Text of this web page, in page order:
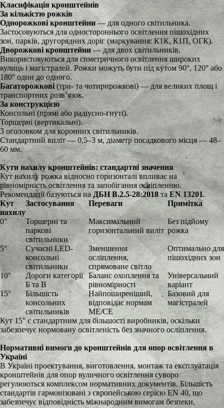
Класифікація кронштейнів
За кількістю рожків
Однорожкові кронштейни— для одного світильника.
Застосовуються для одностороннього освітлення пішохідних
зон, парків, другорядних доріг (маркування: К1К, К1П, ОГК).
Дворожкові кронштейни— для двох світильників.
Використовуються для симетричного освітлення широких
вулиць і магістралей. Рожки можуть бути під кутом 90°, 120° або
180° один до одного.
Багаторожкові(три- та чотирирожкові) — для великих площ і
транспортних розв’язок.
За конструкцією
Консольні (прямі або радіусно-гнуті).
Торшерні (вертикальні).
З оголовком для коронних світильників.
Стандартний виліт — 0,5–3 м, діаметр посадкового місця — 48–
60 мм.
Кути нахилу кронштейнів: стандартні значення
Кут нахилу рожка відносно горизонталі впливає на
рівномірність освітлення та запобігання осліпленню.
Рекомендації базуються на ДБН В.2.5-28:2018 таEN 13201.
Кут
нахилу
Застосування Переваги Примітка
0°
Торшерні та
паркові
світильники
Максимальний
горизонтальний виліт
Без підйому
рожка
5°
Сучасні LED-
консольні
світильники
Зменшення
осліплення,
спрямоване світло
Оптимально для
пішохідних зон
10°
Дороги категорії
Б та В
Баланс охоплення та
рівномірності
Універсальний
варіант
15°
Більшість
консольних
світильників
Найпоширеніший,
відповідає нормам
ME/CE
Базовий для
магістралей
Кут 15° є стандартним для більшості виробників, оскільки
забезпечує нормовану освітленість без значного осліплення.
Нормативні вимоги до кронштейнів для опор освітлення в
Україні
В Україні проектування, виготовлення, монтаж та експлуатація
кронштейнів для опор вуличного освітлення суворо
регулюються комплексом нормативних документів. Більшість
стандартів гармонізовані з європейською серією EN 40, що
забезпечує відповідність міжнародним вимогам безпеки,